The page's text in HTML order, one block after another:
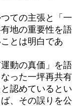
ての主張と「一
地の重要性を語
とは明白であ
動の真価」を語
った一坪再共有
認めているとい
、その誤りを公